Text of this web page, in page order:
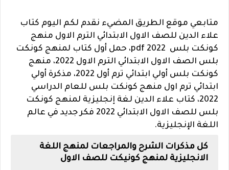
متابعي موقع الطريق المضيء نقدم لكم اليوم كتاب
علاء الدين للصف الاول الابتدائي الترم الاول منهج
كونكت بلس pdf 2022، حمل أول كتاب لمنهج كونكت
بلس الصف الاول الابتدائي الترم الاول 2022، منهج
كونكت بلس أولي ابتدائي ترم أول 2022، مذكرة أولي
ابتدائي ترم اول منهج كونكت بلس للعام الدراسي
2022، كتاب علاء الدين لغة إنجليزية لمنهج كونكت
بلس للصف الاول الابتدائي 2022 فكر جديد في عالم
اللغة الإنجليزية.
كل مذكرات الشرح والمراجعات لمنهج اللغة
الانجليزية لمنهج كونيكت للصف الاول